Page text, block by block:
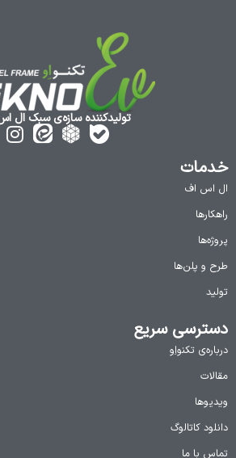
تولیدکننده سازه‌ی سبک ال
خدمات
ال اس اف
راهکارها
پروژه‌ها
طرح و پلن‌ها
تولید
دسترسی سریع
درباره‌ی تکنواِو
مقالات
ویدیوها
دانلود کاتالوگ
تماس با ما